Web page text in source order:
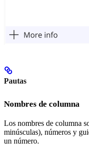
Pautas
Nombres de columna
Los nombres de columna
minúsculas), números y
un número.